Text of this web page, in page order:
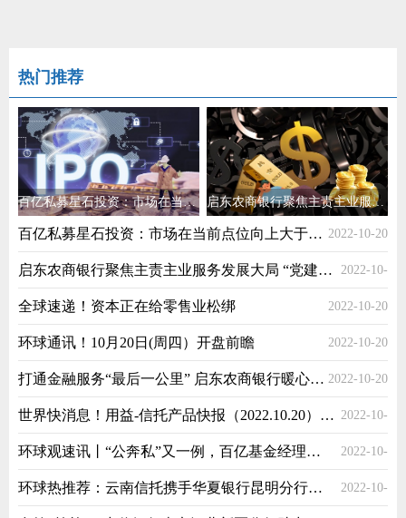
热门推荐
百亿私募星石投资：市场在当前点位向上大于向下空间 启东农商银行聚焦主责主业服务发展大局 “党建+金融”助力企业发展
百亿私募星石投资：市场在当前点位向上大于向下空间 2022-10-20
启东农商银行聚焦主责主业服务发展大局 “党建+金融”助力企业发展 2022-10-
20
全球速递！资本正在给零售业松绑 2022-10-20
环球通讯！10月20日(周四）开盘前瞻 2022-10-20
打通金融服务“最后一公里” 启东农商银行暖心服务获点赞 2022-10-20
世界快消息！用益-信托产品快报（2022.10.20）：本期最高业绩比较基准为7.8% 2022-10-
20
环球观速讯丨“公奔私”又一例，百亿基金经理雷鸣开启私募生涯 2022-10-
20
环球热推荐：云南信托携手华夏银行昆明分行推进云南省债券交易业务 2022-10-